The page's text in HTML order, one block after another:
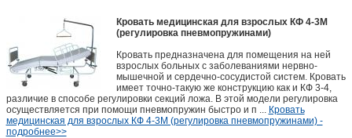
Кровать медицинская для взрослых КФ 4-3М
(регулировка пневмопружинами)
Кровать предназначена для помещения на ней
взрослых больных с заболеваниями нервно-
мышечной и сердечно-сосудистой систем. Кровать
имеет точно-такую же конструкцию как и КФ 3-4,
различие в способе регулировки секций ложа. В этой модели регулировка
осуществляется при помощи пневмопружин быстро и п ... Кровать
медицинская для взрослых КФ 4-3М (регулировка пневмопружинами) -
подробнее>>